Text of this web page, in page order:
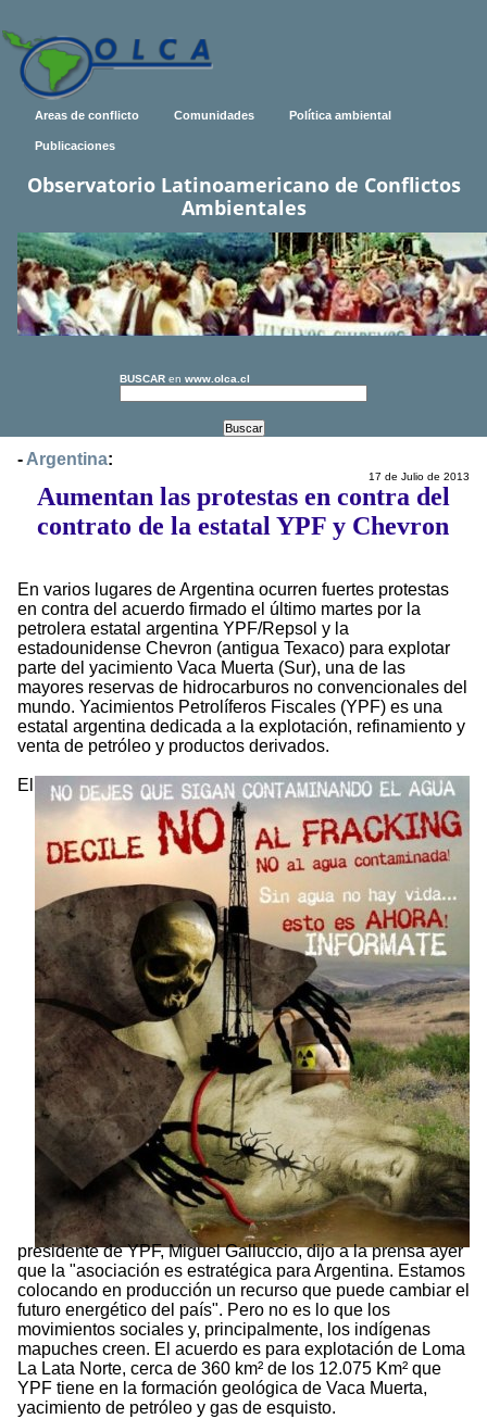
Areas de conflicto Comunidades Política ambiental
Publicaciones
Observatorio Latinoamericano de Conflictos
Ambientales
BUSCAR en www.olca.cl
- Argentina:
17 de Julio de 2013
Aumentan las protestas en contra del
contrato de la estatal YPF y Chevron
En varios lugares de Argentina ocurren fuertes protestas
en contra del acuerdo firmado el último martes por la
petrolera estatal argentina YPF/Repsol y la
estadounidense Chevron (antigua Texaco) para explotar
parte del yacimiento Vaca Muerta (Sur), una de las
mayores reservas de hidrocarburos no convencionales del
mundo. Yacimientos Petrolíferos Fiscales (YPF) es una
estatal argentina dedicada a la explotación, refinamiento y
venta de petróleo y productos derivados.
El
presidente de YPF, Miguel Galluccio, dijo a la prensa ayer
que la "asociación es estratégica para Argentina. Estamos
colocando en producción un recurso que puede cambiar el
futuro energético del país". Pero no es lo que los
movimientos sociales y, principalmente, los indígenas
mapuches creen. El acuerdo es para explotación de Loma
La Lata Norte, cerca de 360 km² de los 12.075 Km² que
YPF tiene en la formación geológica de Vaca Muerta,
yacimiento de petróleo y gas de esquisto.